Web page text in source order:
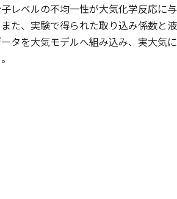
レベルの不均一性が大気化学反応に与
た、実験で得られた取り込み係数と液
タを大気モデルへ組み込み、実大気に